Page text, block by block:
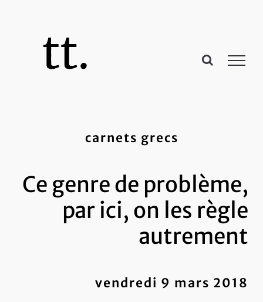
carnets grecs
Ce genre de problème,
par ici, on les règle
autrement
vendredi 9 mars 2018